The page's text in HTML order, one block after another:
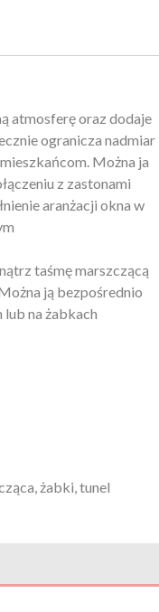
atmosferę oraz dodaje
ogranicza nadmiar
Można ja
z zastonami
aranżacji okna w
taśmę marszczącą
ją bezpośrednio
na żabkach
żabki, tunel